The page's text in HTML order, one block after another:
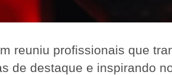
reuniu profissionais que
de destaque e inspirando